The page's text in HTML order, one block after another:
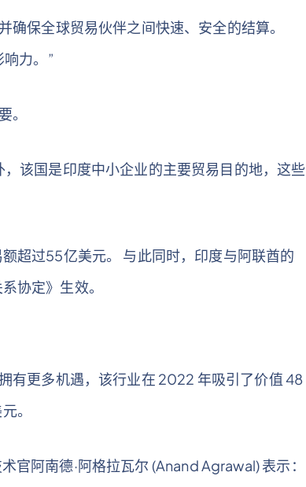
保全球贸易伙伴之间快速、安全的结算。
力。”
。
该国是印度中小企业的主要贸易目的地，这些
超过55亿美元。 与此同时，印度与阿联酋的
协定》生效。
有更多机遇，该行业在 2022 年吸引了价值 48
。
阿南德·阿格拉瓦尔 (Anand Agrawal) 表示：